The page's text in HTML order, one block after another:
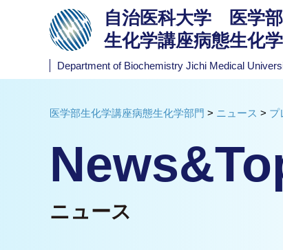
自治医科大学 医学部
生化学講座病態生化
Department of Biochemistry Jichi Medical
医学部生化学講座病態生化学部門 > ニュース > プ
ニュース